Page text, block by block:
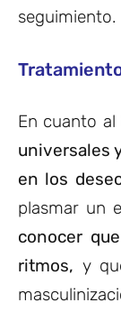
seguimiento.
En cuanto
universales
en los
plasmar un
conocer
ritmos, y